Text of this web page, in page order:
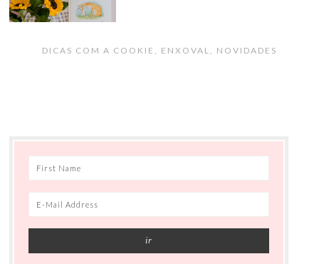
DICAS COM A COOKIE ENXOVAL NOVIDADES